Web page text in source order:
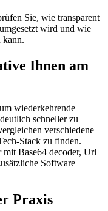
Sie, wie transparent
wird und wie
kann.
Ihnen am
wiederkehrende
schneller zu
verschiedene
Stack zu finden.
Base64 decoder, Url
Software
Praxis